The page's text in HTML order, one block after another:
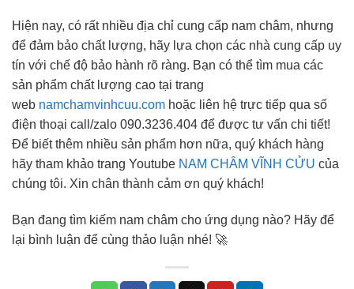
Hiện nay, có rất nhiều địa chỉ cung cấp nam châm, nhưng
để đảm bảo chất lượng, hãy lựa chọn các nhà cung cấp uy
tín với chế độ bảo hành rõ ràng. Bạn có thể tìm mua các
sản phẩm chất lượng cao tại trang
web namchamvinhcuu.com hoặc liên hệ trực tiếp qua số
điện thoại call/zalo 090.3236.404 để được tư vấn chi tiết!
Để biết thêm nhiều sản phẩm hơn nữa, quý khách hàng
hãy tham khảo trang Youtube NAM CHÂM VĨNH CỬU của
chúng tôi. Xin chân thành cảm ơn quý khách!
Bạn đang tìm kiếm nam châm cho ứng dụng nào? Hãy để
lại bình luận để cùng thảo luận nhé! 🚀